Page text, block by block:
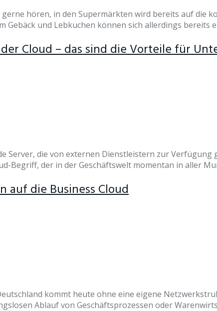
hören, in den Supermärkten wird bereits auf die
Gebäck und Lebkuchen können sich allerdings bereits
Cloud – das sind die Vorteile für
Server, die von externen Dienstleistern zur
Begriff, der in der Geschäftswelt momentan in aller
auf die Business Cloud
kommt heute ohne eine eigene
Ablauf von Geschäftsprozessen oder